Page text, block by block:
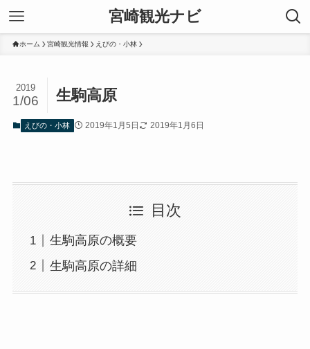
宮崎観光ナビ
ホーム 宮崎観光情報 えびの・小林
生駒高原
2019
1/06
えびの・小林 2019年1月5日 2019年1月6日
目次
生駒高原の概要
生駒高原の詳細